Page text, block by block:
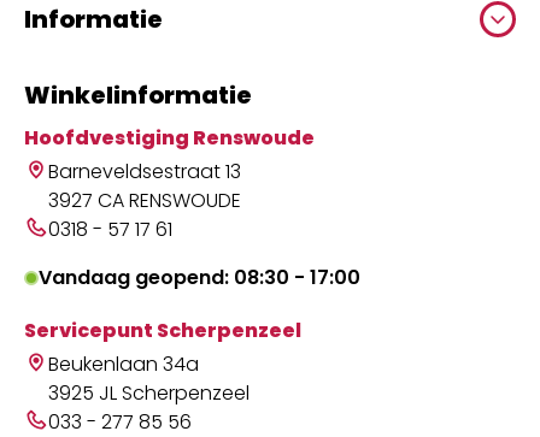
Informatie
Winkelinformatie
Hoofdvestiging Renswoude
Barneveldsestraat 13
3927 CA RENSWOUDE
0318 - 57 17 61
Vandaag geopend: 08:30 - 17:00
Servicepunt Scherpenzeel
Beukenlaan 34a
3925 JL Scherpenzeel
033 - 277 85 56